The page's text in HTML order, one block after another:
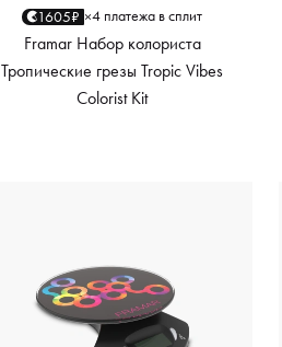
1605₽ ×4 платежа в сплит
Framar Набор колориста
Тропические грезы Tropic Vibes
Colorist Kit